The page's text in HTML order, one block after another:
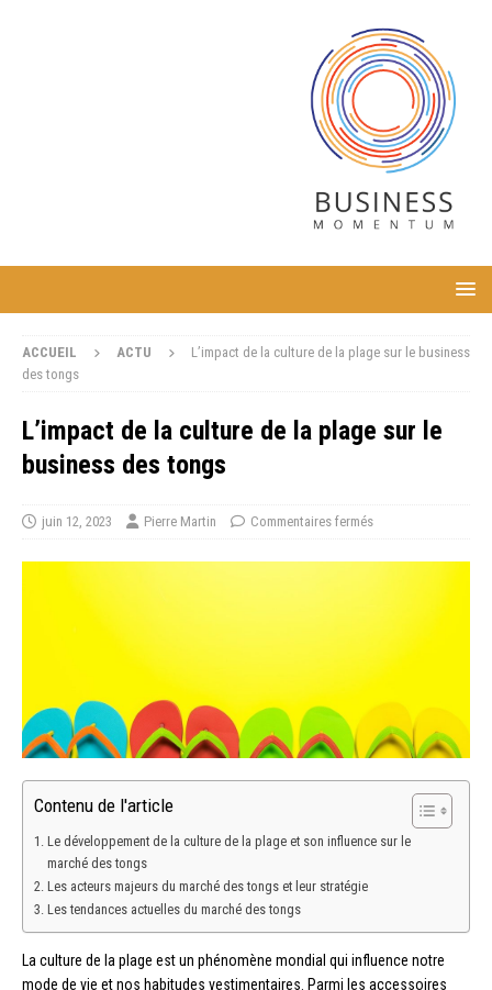
ACCUEIL ACTU
L’impact de la culture de la plage sur le business
des tongs
L’impact de la culture de la plage sur le
business des tongs
juin 12, 2023 Pierre Martin Commentaires fermés
Contenu de l'article
Le développement de la culture de la plage et son influence sur le
marché des tongs
Les acteurs majeurs du marché des tongs et leur stratégie
Les tendances actuelles du marché des tongs
La culture de la plage est un phénomène mondial qui influence notre
mode de vie et nos habitudes vestimentaires. Parmi les accessoires